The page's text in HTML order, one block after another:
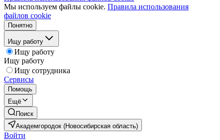
Мы используем файлы cookie. Правила использования
файлов cookie
Понятно
Ищу работу
Ищу работу
Ищу работу
Ищу сотрудника
Сервисы
Помощь
Ещё
Поиск
Академгородок (Новосибирская область)
Войти